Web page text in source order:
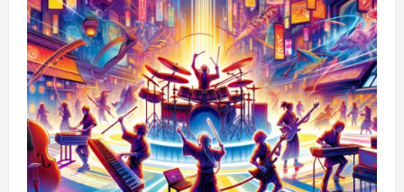
と
西
洋
音
楽
の
調
和
を
紡
ぐ、
現
代
の
音